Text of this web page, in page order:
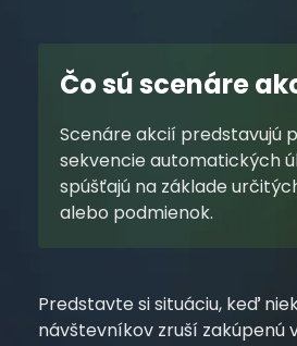
Čo sú scenáre
Scenáre akcií predstavujú
sekvencie automatických
spúšťajú na základe
alebo podmienok.
Predstavte si situáciu, keď
návštevníkov zruší zakúpenú